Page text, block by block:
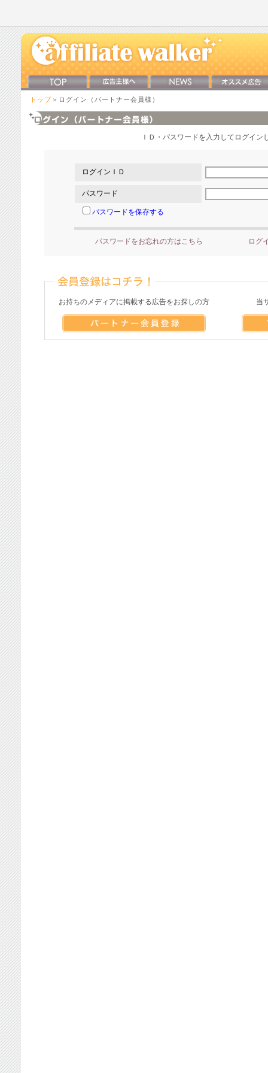
トップ ＞ログイン（パートナー会員様）
ＩＤ・パスワードを入力してログイン
ログインＩＤ
パスワード
パスワードを保存する
パスワードをお忘れの方はこちら ログ
お持ちのメディアに掲載する広告をお探しの方 当